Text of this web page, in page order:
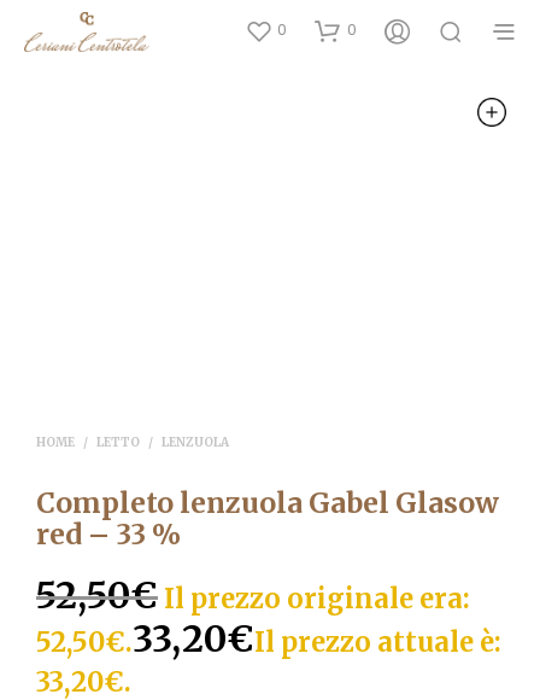
0 0
HOME / LETTO / LENZUOLA
Completo lenzuola Gabel Glasow
red – 33 %
52,50€ Il prezzo originale era:
52,50€.33,20€Il prezzo attuale è:
33,20€.